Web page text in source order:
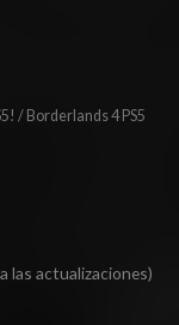
/ Borderlands 4 PS5
las actualizaciones)